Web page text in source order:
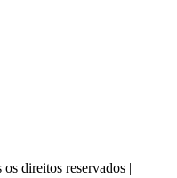
os direitos reservados |